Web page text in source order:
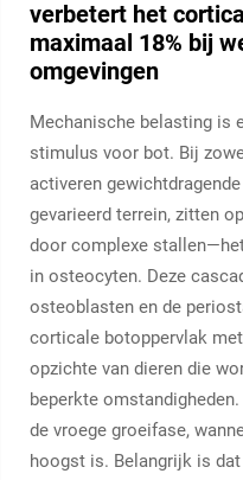
verbetert het
maximaal 18% bij
omgevingen
Mechanische belasting is
stimulus voor bot. Bij
activeren
gevarieerd terrein, zitten
door complexe
in osteocyten. Deze
osteoblasten en de
corticale botoppervlak
opzichte van dieren die
beperkte
de vroege groeifase,
hoogst is. Belangrijk is